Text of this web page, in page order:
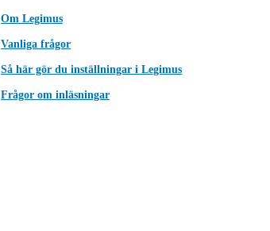
Om Legimus
Vanliga frågor
Så här gör du inställningar i Legimus
Frågor om inläsningar